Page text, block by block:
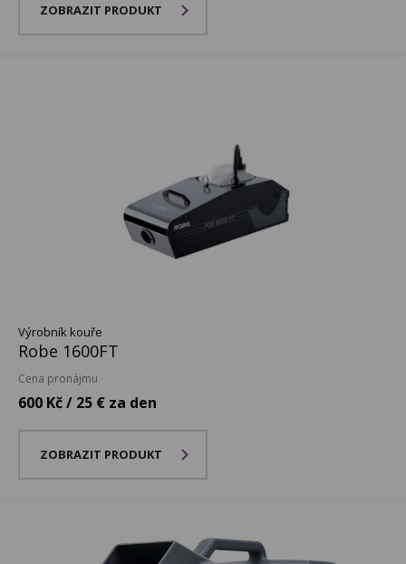
ZOBRAZIT PRODUKT
Výrobník kouře
Robe 1600FT
Cena pronájmu
600 Kč / 25 € za den
ZOBRAZIT PRODUKT